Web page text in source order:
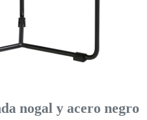
nogal y acero negro